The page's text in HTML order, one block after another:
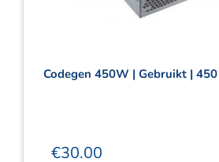
Codegen 450W | Gebruikt |
€30.00